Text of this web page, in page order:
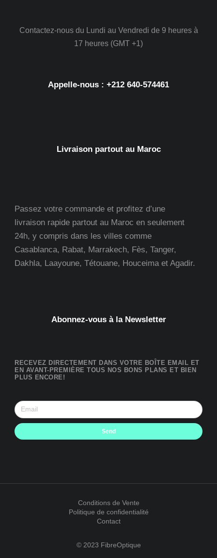
Contactez-nous du Lundi au Vendredi de 9 heures à
17 heures (GMT +1)
Appelle-nous : +212 640-574461
Livraison partout au Maroc
Passez votre commande et profitez d’une
livraison rapide partout au Maroc en seulement
24h, y compris dans les villes comme
Casablanca, Rabat, Marrakech, Fès, Tanger,
Dakhla, Laayoune, Tétouane, Houceima et Agadir.
Abonnez-vous à la Newsletter
RECEVEZ DIRECTEMENT DANS VOTRE BOÎTE EMAIL ET
EN AVANT-PREMIÈRE TOUS NOS BONS PLANS ET BIEN
PLUS ENCORE!
Send
© 2023 FibreOptique
Conditions de Vente
Politique de confidentialité
Contact